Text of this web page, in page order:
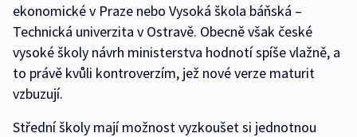
ekonomické v Praze nebo Vysoká škola báňská –
Technická univerzita v Ostravě. Obecně však české
vysoké školy návrh ministerstva hodnotí spíše vlažně, a
to právě kvůli kontroverzím, jež nové verze maturit
vzbuzují.
Střední školy mají možnost vyzkoušet si jednotnou